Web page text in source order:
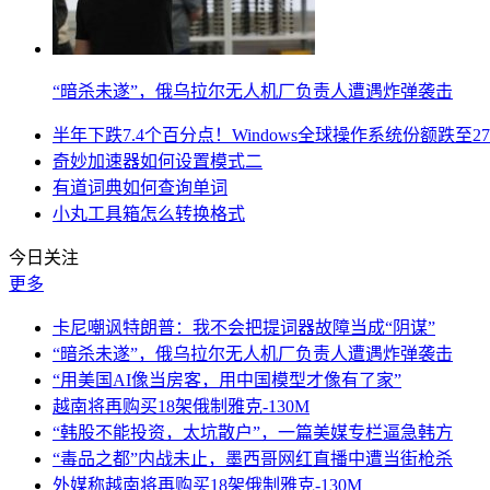
“暗杀未遂”，俄乌拉尔无人机厂负责人遭遇炸弹袭击
半年下跌7.4个百分点！Windows全球操作系统份额跌至
奇妙加速器如何设置模式二
有道词典如何查询单词
小丸工具箱怎么转换格式
今日关注
更多
卡尼嘲讽特朗普：我不会把提词器故障当成“阴谋”
“暗杀未遂”，俄乌拉尔无人机厂负责人遭遇炸弹袭击
“用美国AI像当房客，用中国模型才像有了家”
越南将再购买18架俄制雅克-130M
“韩股不能投资，太坑散户”，一篇美媒专栏逼急韩方
“毒品之都”内战未止，墨西哥网红直播中遭当街枪杀
外媒称越南将再购买18架俄制雅克-130M